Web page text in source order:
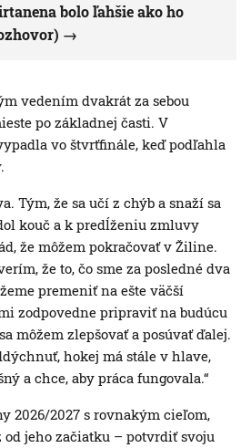
bolo ľahšie ako ho
vedením dvakrát za sebou
po základnej časti. V
vo štvrťfinále, keď podľahla
Tým, že sa učí z chýb a snaží sa
kouč a k predĺženiu zmluvy
že môžem pokračovať v Žiline.
že to, čo sme za posledné dva
premeniť na ešte väčší
zodpovedne pripraviť na budúcu
môžem zlepšovať a posúvať ďalej.
hokej má stále v hlave,
a chce, aby práca fungovala.“
2026/2027 s rovnakým cieľom,
od jeho začiatku – potvrdiť svoju